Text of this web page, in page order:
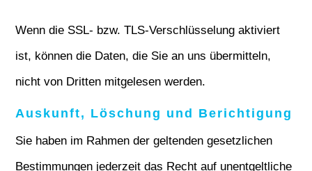
Wenn die SSL- bzw. TLS-Verschlüsselung aktiviert
ist, können die Daten, die Sie an uns übermitteln,
nicht von Dritten mitgelesen werden.
Auskunft, Löschung und Berichtigung
Sie haben im Rahmen der geltenden gesetzlichen
Bestimmungen jederzeit das Recht auf unentgeltliche